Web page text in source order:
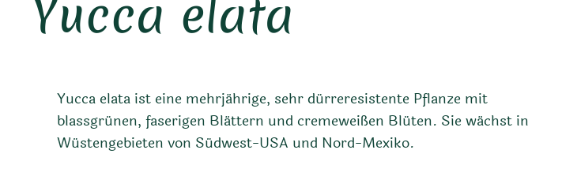
Yucca elata
Yucca elata ist eine mehrjährige, sehr dürreresistente Pflanze mit
blassgrünen, faserigen Blättern und cremeweißen Blüten. Sie wächst in
Wüstengebieten von Südwest-USA und Nord-Mexiko.